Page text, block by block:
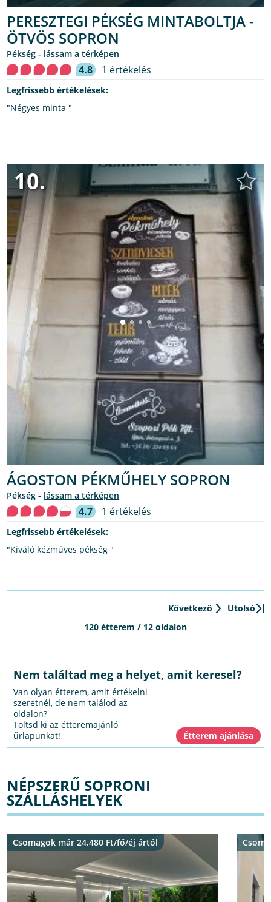
PERESZTEGI PÉKSÉG MINTABOLTJA -
ÖTVÖS SOPRON
pékség - lássam a térképen
4.8 1 értékelés
Legfrissebb értékelések:
"Négyes minta "
10.
ÁGOSTON PÉKMŰHELY SOPRON
pékség - lássam a térképen
4.7 1 értékelés
Legfrissebb értékelések:
"Kiváló kézműves pékség "
Következő
Utolsó
120 étterem / 12 oldalon
Nem találtad meg a helyet, amit keresel?
Van olyan étterem, amit értékelni
szeretnél, de nem találod az
oldalon?
Töltsd ki az étteremajánló
űrlapunkat!
NÉPSZERŰ SOPRONI
SZÁLLÁSHELYEK
Csomagok már 24.480 Ft/fő/éj ártól